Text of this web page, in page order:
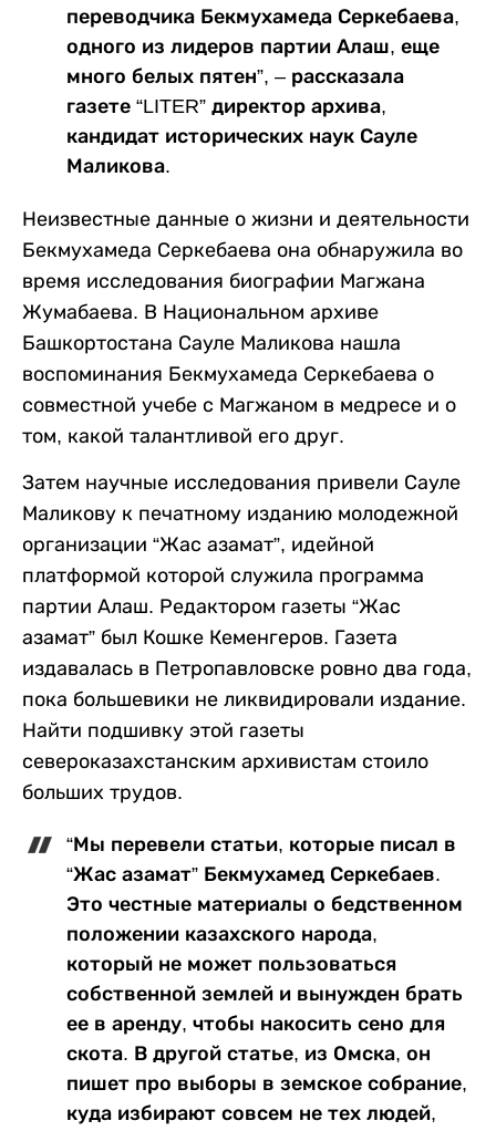
переводчика Бекмухамеда Серкебаева,
одного из лидеров партии Алаш, еще
много белых пятен”, – рассказала
газете “LITER” директор архива,
кандидат исторических наук Сауле
Маликова.
Неизвестные данные о жизни и деятельности
Бекмухамеда Серкебаева она обнаружила во
время исследования биографии Магжана
Жумабаева. В Национальном архиве
Башкортостана Сауле Маликова нашла
воспоминания Бекмухамеда Серкебаева о
совместной учебе с Магжаном в медресе и о
том, какой талантливой его друг.
Затем научные исследования привели Сауле
Маликову к печатному изданию молодежной
организации “Жас азамат”, идейной
платформой которой служила программа
партии Алаш. Редактором газеты “Жас
азамат” был Кошке Кеменгеров. Газета
издавалась в Петропавловске ровно два года,
пока большевики не ликвидировали издание.
Найти подшивку этой газеты
североказахстанским архивистам стоило
больших трудов.
“Мы перевели статьи, которые писал в
“Жас азамат” Бекмухамед Серкебаев.
Это честные материалы о бедственном
положении казахского народа,
который не может пользоваться
собственной землей и вынужден брать
ее в аренду, чтобы накосить сено для
скота. В другой статье, из Омска, он
пишет про выборы в земское собрание,
куда избирают совсем не тех людей,